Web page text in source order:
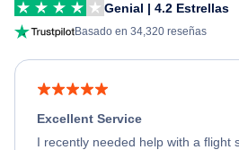
Genial | 4.2 Estrellas
Basado en 34,320 reseñas
Excellent Service
I recently needed help with a flight